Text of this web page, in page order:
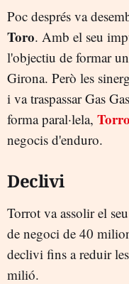
Poc després va
Toro. Amb el seu
l'objectiu de formar
Girona. Però les
i va traspassar Gas
forma paral·lela,
negocis d'enduro.
Declivi
Torrot va assolir el
de negoci de 40
declivi fins a reduir les
milió.